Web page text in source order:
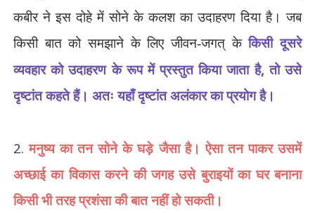
कबीर ने इस दोहे में सोने के कलश का उदाहरण दिया है। जब
किसी बात को समझाने के लिए जीवन-जगत् केकिसी दूसरे
व्यवहार को उदाहरण के रूप में प्रस्तुत किया जाता है,तो उसे
दृष्टांत कहते हैं। अतः यहाँ दृष्टांत अलंकार का प्रयोग है।
2.मनुष्य का तन सोने के घड़े जैसा है। ऐसा तन पाकर उसमें
अच्छाई का विकास करने की जगह उसे बुराइयों का घर बनाना
किसी भी तरह प्रशंसा की बात नहीं हो सकती।